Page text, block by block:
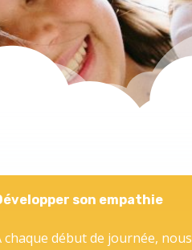
son empathie
chaque début de journée, nous